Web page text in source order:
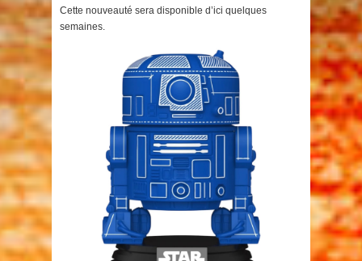
Cette nouveauté sera disponible d’ici quelques
semaines.